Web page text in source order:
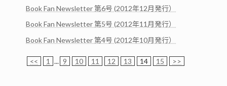
Book Fan Newsletter 第6号 (2012年12月発行）
Book Fan Newsletter 第5号 (2012年11月発行）
Book Fan Newsletter 第4号 (2012年10月発行）
<< 1 ... 9 10 11 12 13 14 15 >>